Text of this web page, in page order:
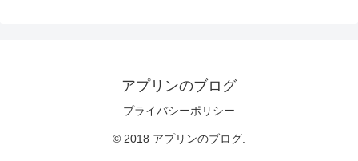
アプリンのブログ
プライバシーポリシー
© 2018 アプリンのブログ.